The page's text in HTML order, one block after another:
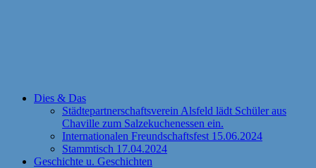
Dies & Das
Städtepartnerschaftsverein Alsfeld lädt Schüler aus
Chaville zum Salzekuchenessen ein.
Internationalen Freundschaftsfest 15.06.2024
Stammtisch 17.04.2024
Geschichte u. Geschichten